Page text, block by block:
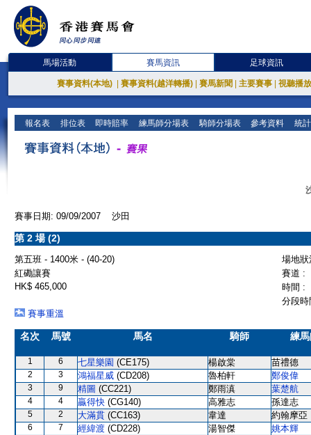
馬場活動 賽馬資訊 足球資訊
賽事資料(本地) 賽事資料(越洋轉播) 賽馬新聞 主要賽事 視聽播
報名表 排位表 即時賠率 練馬師分場表 騎師分場表 參考資料 統
賽事日期: 09/09/2007 沙田
第 2 場 (2)
第五班 - 1400米 - (40-20)
場地
紅磡讓賽
賽道 :
HK$ 465,000
時間 :
分段
賽事重溫
名次 馬號 馬名 騎師 練
1 6 七星樂園 (CE175) 楊啟棠 苗禮德
2 3 鴻福星威 (CD208) 魯柏軒 鄭俊偉
3 9 精圖 (CC221) 鄭雨滇 葉楚航
4 4 贏得快 (CG140) 高雅志 孫達志
5 2 大滿貫 (CC163) 韋達 約翰摩亞
6 7 經緯渡 (CD228) 湯智傑 姚本輝